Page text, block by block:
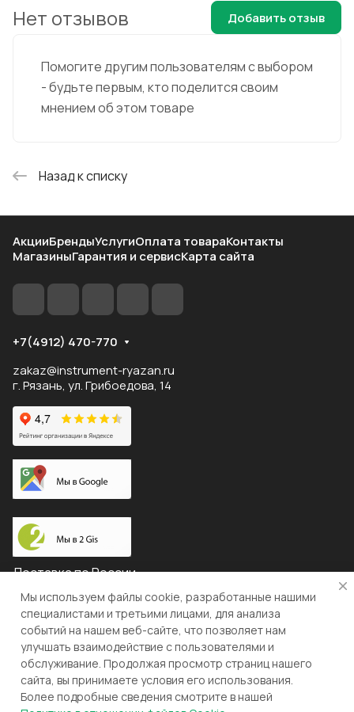
Помогите другим пользователям с выбором
- будьте первым, кто поделится своим
мнением об этом товаре
Нет отзывов Добавить отзыв
Назад к списку
АкцииБрендыУслугиОплата товараКонтакты
МагазиныГарантия и сервисКарта сайта
+7(4912) 470-770
zakaz@instrument-ryazan.ru
г. Рязань, ул. Грибоедова, 14
Доставка по России
© 2026 "ЛЕВША"
Конфиденциальность
Оферта
Разработка и поддержка gianit.ru
Мы используем файлы cookie, разработанные нашими
специалистами и третьими лицами, для анализа
событий на нашем веб-сайте, что позволяет нам
улучшать взаимодействие с пользователями и
обслуживание. Продолжая просмотр страниц нашего
сайта, вы принимаете условия его использования.
Более подробные сведения смотрите в нашей